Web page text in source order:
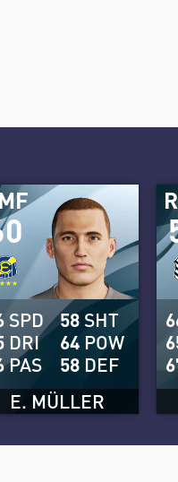
E. MÜLLER
SPD
DRI
PAS
58 SHT
64 POW
58 DEF